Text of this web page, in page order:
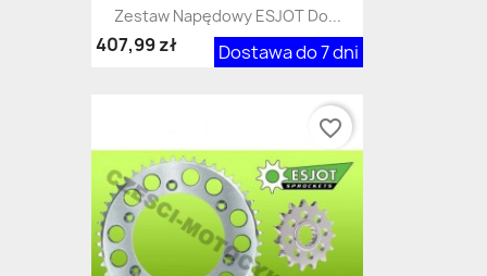
Zestaw Napędowy ESJOT Do...
Dostawa do 7 dni
407,99 zł
favorite_border